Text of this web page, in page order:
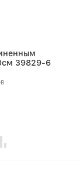
39829-6